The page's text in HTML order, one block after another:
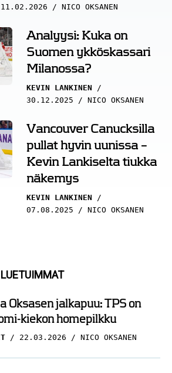
11.02.2026 NICO OKSANEN
Analyysi: Kuka on
Suomen ykköskassari
Milanossa?
KEVIN LANKINEN
30.12.2025
NICO OKSANEN
Vancouver Canucksilla
pullat hyvin uunissa –
Kevin Lankiselta tiukka
näkemys
KEVIN LANKINEN
07.08.2025
NICO OKSANEN
Oksasen jalkapuu: TPS on
kiekon homepilkku
22.03.2026 NICO OKSANEN